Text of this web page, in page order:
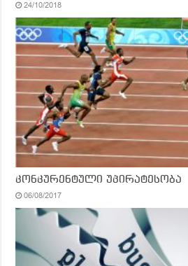
24/10/2018
კონკურენტული უპირატესობა
06/08/2017